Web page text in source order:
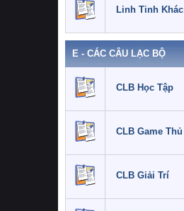
Linh Tinh Khác
E - CÁC CÂU LẠC BỘ
CLB Học Tập
CLB Game Thủ
CLB Giải Trí